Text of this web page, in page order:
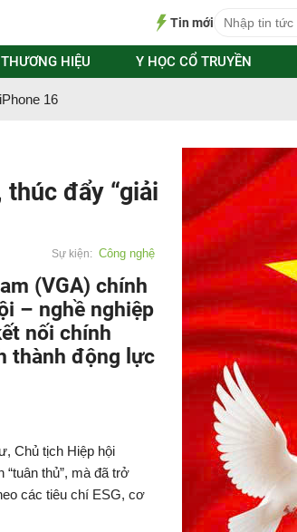
Tin mới
HIỆU Y HỌC CỔ TRUYỀN
iPhone 16
đẩy “giải
Sự kiện: Công nghệ
(VGA) chính
– nghề nghiệp
nối chính
thành động lực
Chủ tịch Hiệp hội
thủ”, mà đã trở
các tiêu chí ESG, cơ